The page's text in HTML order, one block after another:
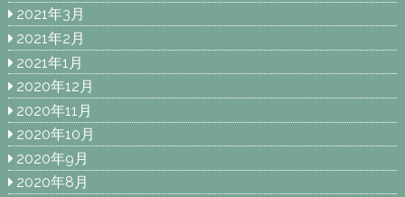
2021年3月
2021年2月
2021年1月
2020年12月
2020年11月
2020年10月
2020年9月
2020年8月